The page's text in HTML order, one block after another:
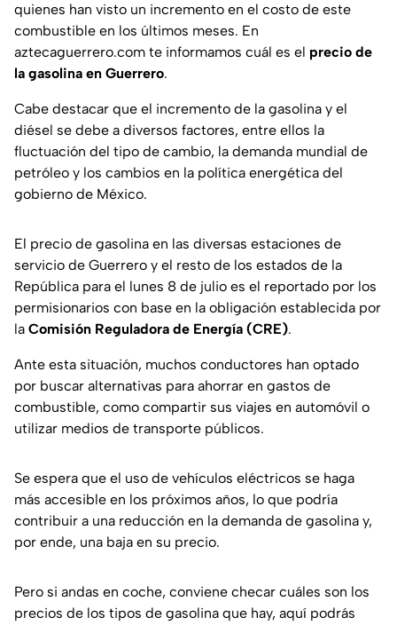
quienes han visto un incremento en el costo de este
combustible en los últimos meses. En
aztecaguerrero.com te informamos cuál es el precio de
la gasolina en Guerrero.
Cabe destacar que el incremento de la gasolina y el
diésel se debe a diversos factores, entre ellos la
fluctuación del tipo de cambio, la demanda mundial de
petróleo y los cambios en la política energética del
gobierno de México.
El precio de gasolina en las diversas estaciones de
servicio de Guerrero y el resto de los estados de la
República para el lunes 8 de julio es el reportado por los
permisionarios con base en la obligación establecida por
la Comisión Reguladora de Energía (CRE).
Ante esta situación, muchos conductores han optado
por buscar alternativas para ahorrar en gastos de
combustible, como compartir sus viajes en automóvil o
utilizar medios de transporte públicos.
Se espera que el uso de vehículos eléctricos se haga
más accesible en los próximos años, lo que podría
contribuir a una reducción en la demanda de gasolina y,
por ende, una baja en su precio.
Pero si andas en coche, conviene checar cuáles son los
precios de los tipos de gasolina que hay, aquí podrás